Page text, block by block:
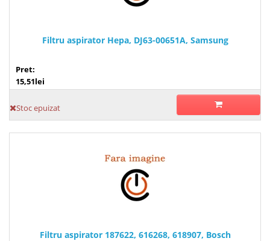
Filtru aspirator Hepa, DJ63-00651A, Samsung
Pret:
15,51lei
Stoc epuizat
Filtru aspirator 187622, 616268, 618907, Bosch